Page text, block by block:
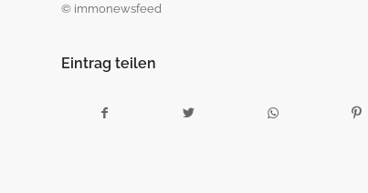
© immonewsfeed
Eintrag teilen